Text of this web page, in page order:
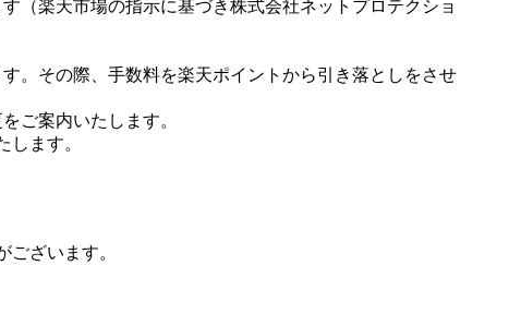
（楽天市場の指示に基づき株式会社ネットプロテクショ
。その際、手数料を楽天ポイントから引き落としをさせ
ご案内いたします。
ます。
ざいます。